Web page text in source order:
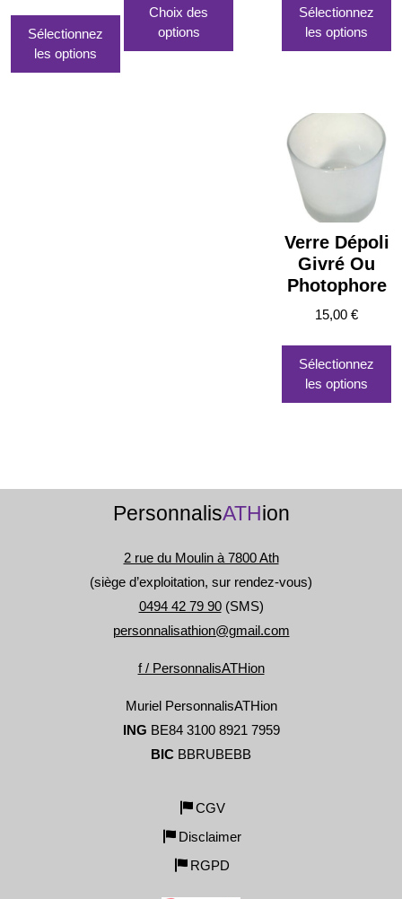
Sélectionnez
les options
Sélectionnez
les options
Choix des
options
plusieurs
Verre Dépoli
Givré Ou
Photophore
15,00 €
Sélectionnez
les options
PersonnalisATHion
2 rue du Moulin à 7800 Ath
(siège d’exploitation, sur rendez-vous)
0494 42 79 90(SMS)
personnalisathion@gmail.com
f / PersonnalisATHion
Muriel PersonnalisATHion
ING BE84 3100 8921 7959
BIC BBRUBEBB
CGV
Disclaimer
RGPD